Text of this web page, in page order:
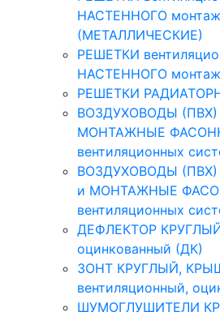
НАСТЕННОГО
(МЕТАЛЛИЧЕСКИЕ)
РЕШЕТКИ
НАСТЕННОГО
РЕШЕТКИ
ВОЗДУХОВОДЫ (ПВХ)
МОНТАЖНЫЕ
вентиляционных
ВОЗДУХОВОДЫ
и МОНТАЖНЫЕ
вентиляционных
ДЕФЛЕКТОР КРУГЛЫЙ
оцинкованный (ДК)
ЗОНТ КРУГЛЫЙ,
вентиляционный,
ШУМОГЛУШИТЕЛИ